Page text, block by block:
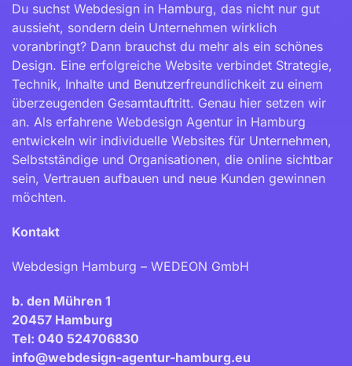
Du suchst Webdesign in Hamburg, das nicht nur gut
aussieht, sondern dein Unternehmen wirklich
voranbringt? Dann brauchst du mehr als ein schönes
Design. Eine erfolgreiche Website verbindet Strategie,
Technik, Inhalte und Benutzerfreundlichkeit zu einem
überzeugenden Gesamtauftritt. Genau hier setzen wir
an. Als erfahrene Webdesign Agentur in Hamburg
entwickeln wir individuelle Websites für Unternehmen,
Selbstständige und Organisationen, die online sichtbar
sein, Vertrauen aufbauen und neue Kunden gewinnen
möchten.
Kontakt
Webdesign Hamburg – WEDEON GmbH
b. den Mühren 1
20457 Hamburg
Tel: 040 524706830
info@webdesign-agentur-hamburg.eu